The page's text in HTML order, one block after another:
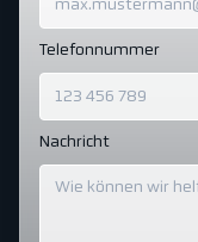
Telefonnummer
Nachricht